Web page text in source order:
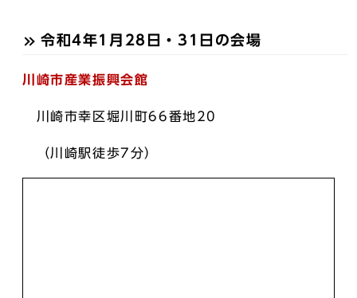
令和4年1月28日・31日の会場
川崎市産業振興会館
川崎市幸区堀川町66番地20
（川崎駅徒歩7分）